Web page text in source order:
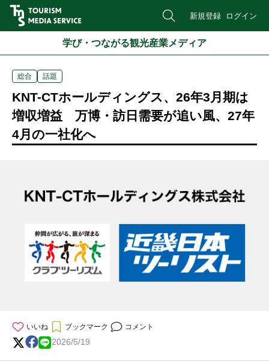
新規登録 ログイン
学び・つながる観光産業メディア
総合 話題
KNT-CTホールディングス、26年3月期は
増収増益 万博・訪日需要が追い風、27年
4月の一社化へ
いいね ブックマーク コメント
2026/5/19